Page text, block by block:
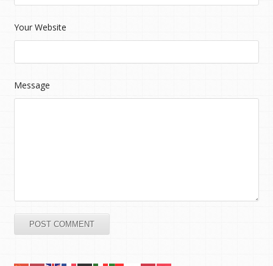
Your Website
Message